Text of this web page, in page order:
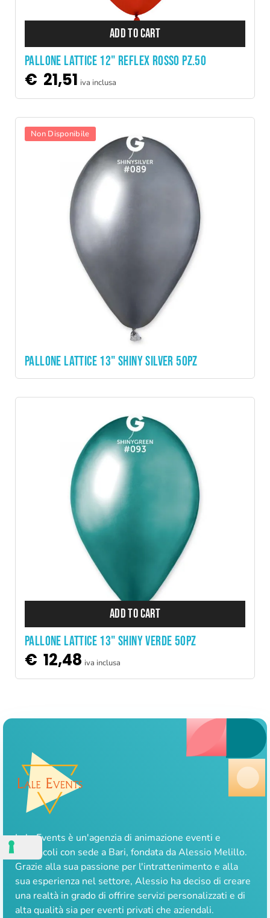
ADD TO CART
PALLONE LATTICE 12" REFLEX ROSSO PZ.50
€ 21,51 iva inclusa
Non Disponibile
PALLONE LATTICE 13" SHINY SILVER 50PZ
ADD TO CART
PALLONE LATTICE 13" SHINY VERDE 50PZ
€ 12,48 iva inclusa
Lale Events è un'agenzia di animazione eventi e
spettacoli con sede a Bari, fondata da Alessio Melillo.
Grazie alla sua passione per l'intrattenimento e alla
sua esperienza nel settore, Alessio ha deciso di creare
una realtà in grado di offrire servizi personalizzati e di
alta qualità sia per eventi privati che aziendali.